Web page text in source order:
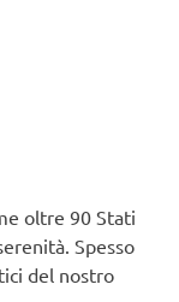
oltre 90 Stati
Spesso
del nostro